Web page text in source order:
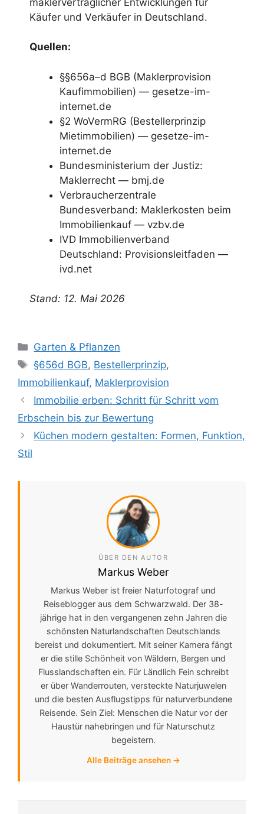
Käufer und Verkäufer in Deutschland.
Quellen:
§§656a–d BGB (Maklerprovision
Kaufimmobilien) — gesetze-im-
internet.de
§2 WoVermRG (Bestellerprinzip
Mietimmobilien) — gesetze-im-
internet.de
Bundesministerium der Justiz:
Maklerrecht — bmj.de
Verbraucherzentrale
Bundesverband: Maklerkosten beim
Immobilienkauf — vzbv.de
IVD Immobilienverband
Deutschland: Provisionsleitfaden —
ivd.net
Stand: 12. Mai 2026
Kategorien
Garten & Pflanzen
Schlagwörter
§656d BGB, Bestellerprinzip,
Immobilienkauf, Maklerprovision
Immobilie erben: Schritt für Schritt vom
Erbschein bis zur Bewertung
Küchen modern gestalten: Formen, Funktion,
Stil
ÜBER DEN AUTOR
Markus Weber
Markus Weber ist freier Naturfotograf und
Reiseblogger aus dem Schwarzwald. Der 38-
jährige hat in den vergangenen zehn Jahren die
schönsten Naturlandschaften Deutschlands
bereist und dokumentiert. Mit seiner Kamera fängt
er die stille Schönheit von Wäldern, Bergen und
Flusslandschaften ein. Für Ländlich Fein schreibt
er über Wanderrouten, versteckte Naturjuwelen
und die besten Ausflugstipps für naturverbundene
Reisende. Sein Ziel: Menschen die Natur vor der
Haustür nahebringen und für Naturschutz
begeistern.
Alle Beiträge ansehen →